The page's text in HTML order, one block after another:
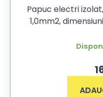
Papuc electri
1,0mm2,